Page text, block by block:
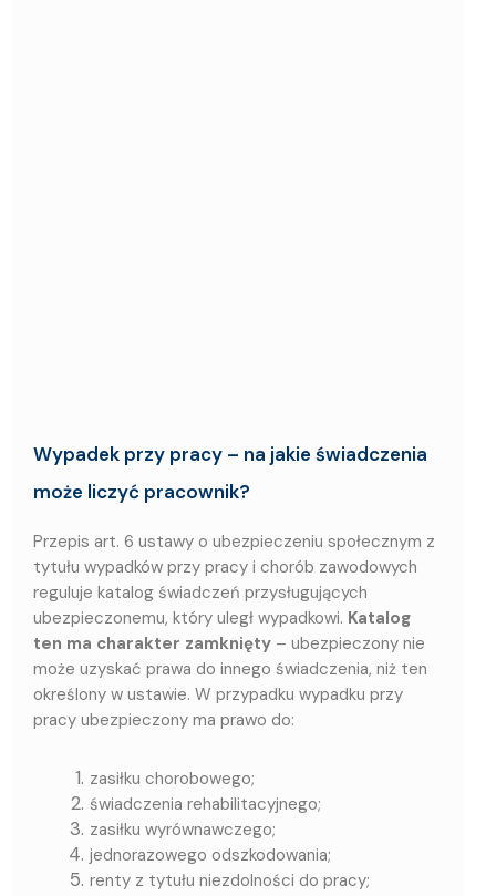
Wypadek przy pracy – na jakie świadczenia
może liczyć pracownik?
Przepis art. 6 ustawy o ubezpieczeniu społecznym z
tytułu wypadków przy pracy i chorób zawodowych
reguluje katalog świadczeń przysługujących
ubezpieczonemu, który uległ wypadkowi. Katalog
ten ma charakter zamknięty – ubezpieczony nie
może uzyskać prawa do innego świadczenia, niż ten
określony w ustawie. W przypadku wypadku przy
pracy ubezpieczony ma prawo do:
zasiłku chorobowego;
świadczenia rehabilitacyjnego;
zasiłku wyrównawczego;
jednorazowego odszkodowania;
renty z tytułu niezdolności do pracy;